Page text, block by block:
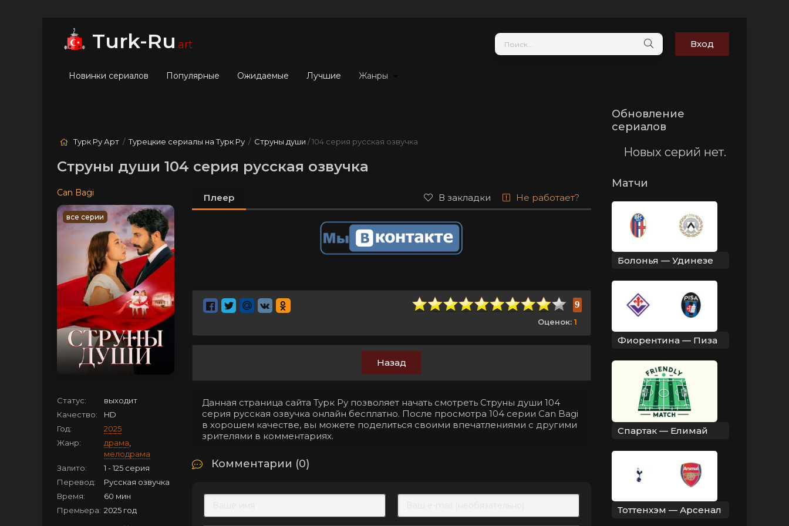
Turk-Ru.art Вход
Новинки сериалов Популярные Ожидаемые Лучшие Жанры
Турк Ру Арт /Турецкие сериалы на Турк Ру / Струны души / 104 серия русская озвучка
Струны души 104 серия русская озвучка
Can Bagi
все серии
Статус:
выходит
Качество:
HD
Год:
2025
Жанр:
драма
мелодрама
Залито:
1 - 125 серия
Перевод:
Русская озвучка
Время:
60 мин
Премьера: 2025 год
Плеер В закладки Не работает?
9
Оценок: 1
Назад
Данная страница сайта Турк Ру позволяет начать смотреть Струны души 104
серия русская озвучка онлайн бесплатно. После просмотра 104 серии Can Bagi
в хорошем качестве, вы можете поделиться своими впечатлениями с другими
зрителями в комментариях.
Комментарии (0)
Обновление
сериалов
Новых серий нет.
Матчи
Болонья — Удинезе
Фиорентина — Пиза
Спартак — Елимай
Тоттенхэм — Арсенал